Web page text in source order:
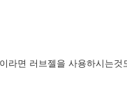
면 러브젤을 사용하시는